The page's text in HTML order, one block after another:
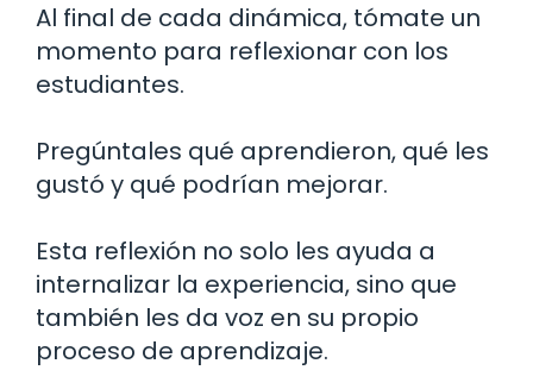
Al final de cada dinámica, tómate un
momento para reflexionar con los
estudiantes.
Pregúntales qué aprendieron, qué les
gustó y qué podrían mejorar.
Esta reflexión no solo les ayuda a
internalizar la experiencia, sino que
también les da voz en su propio
proceso de aprendizaje.